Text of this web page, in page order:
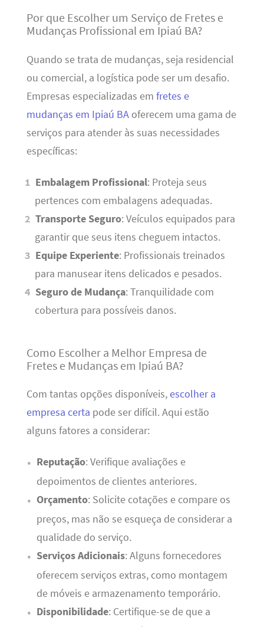
Por que Escolher um Serviço de Fretes e
Mudanças Profissional em Ipiaú BA?
Quando se trata de mudanças, seja residencial
ou comercial, a logística pode ser um desafio.
Empresas especializadas em fretes e
mudanças em Ipiaú BAoferecem uma gama de
serviços para atender às suas necessidades
específicas:
Embalagem Profissional: Proteja seus
pertences com embalagens adequadas.
Transporte Seguro: Veículos equipados para
garantir que seus itens cheguem intactos.
Equipe Experiente: Profissionais treinados
para manusear itens delicados e pesados.
Seguro de Mudança: Tranquilidade com
cobertura para possíveis danos.
Como Escolher a Melhor Empresa de
Fretes e Mudanças em Ipiaú BA?
Com tantas opções disponíveis,escolher a
empresa certa pode ser difícil. Aqui estão
alguns fatores a considerar:
Reputação: Verifique avaliações e
depoimentos de clientes anteriores.
Orçamento: Solicite cotações e compare os
preços, mas não se esqueça de considerar a
qualidade do serviço.
Serviços Adicionais: Alguns fornecedores
oferecem serviços extras, como montagem
de móveis e armazenamento temporário.
Disponibilidade: Certifique-se de que a